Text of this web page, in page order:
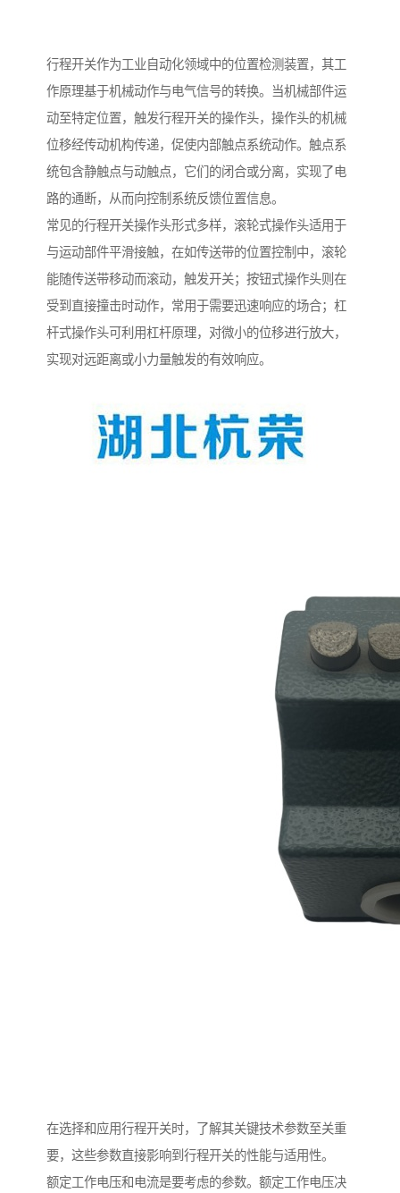
行程开关作为工业自动化领域中的位置检测装置，其工
作原理基于机械动作与电气信号的转换。当机械部件运
动至特定位置，触发行程开关的操作头，操作头的机械
位移经传动机构传递，促使内部触点系统动作。触点系
统包含静触点与动触点，它们的闭合或分离，实现了电
路的通断，从而向控制系统反馈位置信息。
常见的行程开关操作头形式多样，滚轮式操作头适用于
与运动部件平滑接触，在如传送带的位置控制中，滚轮
能随传送带移动而滚动，触发开关；按钮式操作头则在
受到直接撞击时动作，常用于需要迅速响应的场合；杠
杆式操作头可利用杠杆原理，对微小的位移进行放大，
实现对远距离或小力量触发的有效响应。
在选择和应用行程开关时，了解其关键技术参数至关重
要，这些参数直接影响到行程开关的性能与适用性。
额定工作电压和电流是要考虑的参数。额定工作电压决